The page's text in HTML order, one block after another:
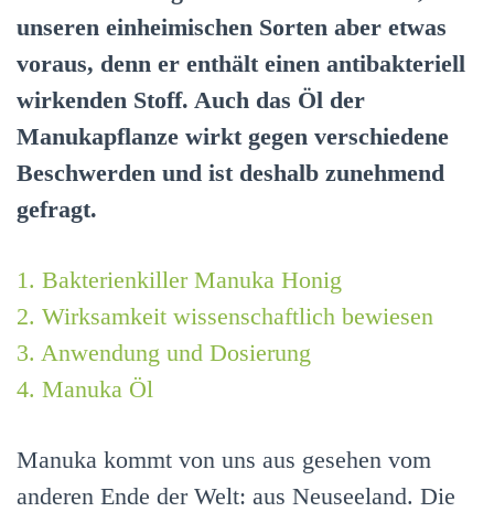
unseren einheimischen Sorten aber etwas
voraus, denn er enthält einen antibakteriell
wirkenden Stoff. Auch das Öl der
Manukapflanze wirkt gegen verschiedene
Beschwerden und ist deshalb zunehmend
gefragt.
1. Bakterienkiller Manuka Honig
2. Wirksamkeit wissenschaftlich bewiesen
3. Anwendung und Dosierung
4. Manuka Öl
Manuka kommt von uns aus gesehen vom
anderen Ende der Welt: aus Neuseeland. Die